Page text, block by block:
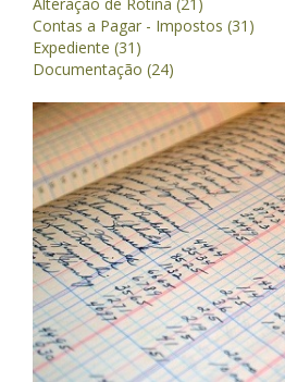
Contas a Pagar - Impostos (31)
Expediente (31)
Documentação (24)